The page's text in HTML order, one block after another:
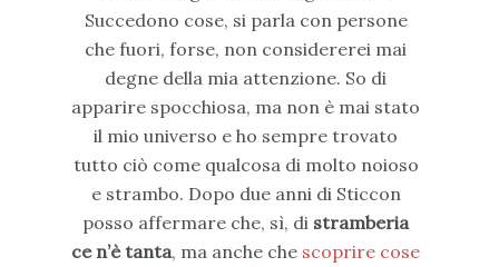
Succedono cose, si parla con persone
che fuori, forse, non considererei mai
degne della mia attenzione. So di
apparire spocchiosa, ma non è mai stato
il mio universo e ho sempre trovato
tutto ciò come qualcosa di molto noioso
e strambo. Dopo due anni di Sticcon
posso affermare che, sì, di stramberia
ce n’è tanta, ma anche che scoprire cose